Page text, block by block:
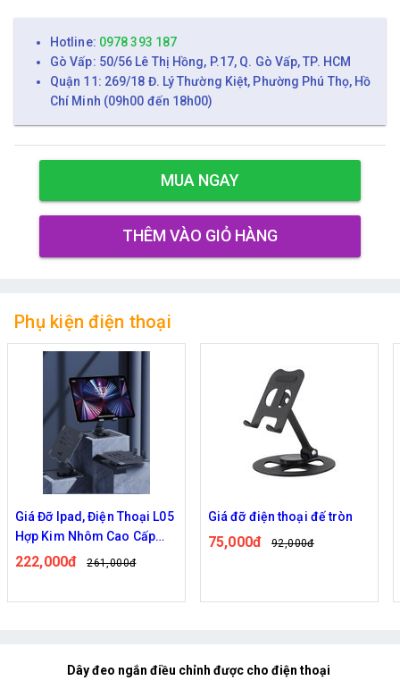
Hotline: 0978 393 187
Gò Vấp: 50/56 Lê Thị Hồng, P.17, Q. Gò Vấp, TP. HCM
Quận 11: 269/18 Đ. Lý Thường Kiệt, Phường Phú Thọ, Hồ
Chí Minh (09h00 đến 18h00)
MUA NGAY
THÊM VÀO GIỎ HÀNG
Phụ kiện điện thoại
Giá đỡ điện thoại đế tròn
75,000đ 92,000đ
Giá Đỡ Ipad, Điện Thoại
Nhôm CCT 17
Dây đeo ngắn điều chỉnh được cho điện thoại